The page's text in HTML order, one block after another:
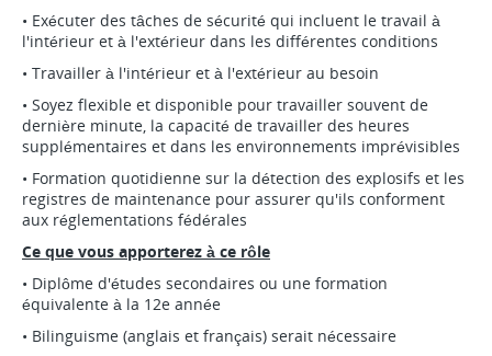
• Exécuter des tâches de sécurité qui incluent le travail à
l'intérieur et à l'extérieur dans les différentes conditions
• Travailler à l'intérieur et à l'extérieur au besoin
• Soyez flexible et disponible pour travailler souvent de
dernière minute, la capacité de travailler des heures
supplémentaires et dans les environnements imprévisibles
• Formation quotidienne sur la détection des explosifs et les
registres de maintenance pour assurer qu'ils conforment
aux réglementations fédérales
Ce que vous apporterez à ce rôle
• Diplôme d'études secondaires ou une formation
équivalente à la 12e année
• Bilinguisme (anglais et français) serait nécessaire